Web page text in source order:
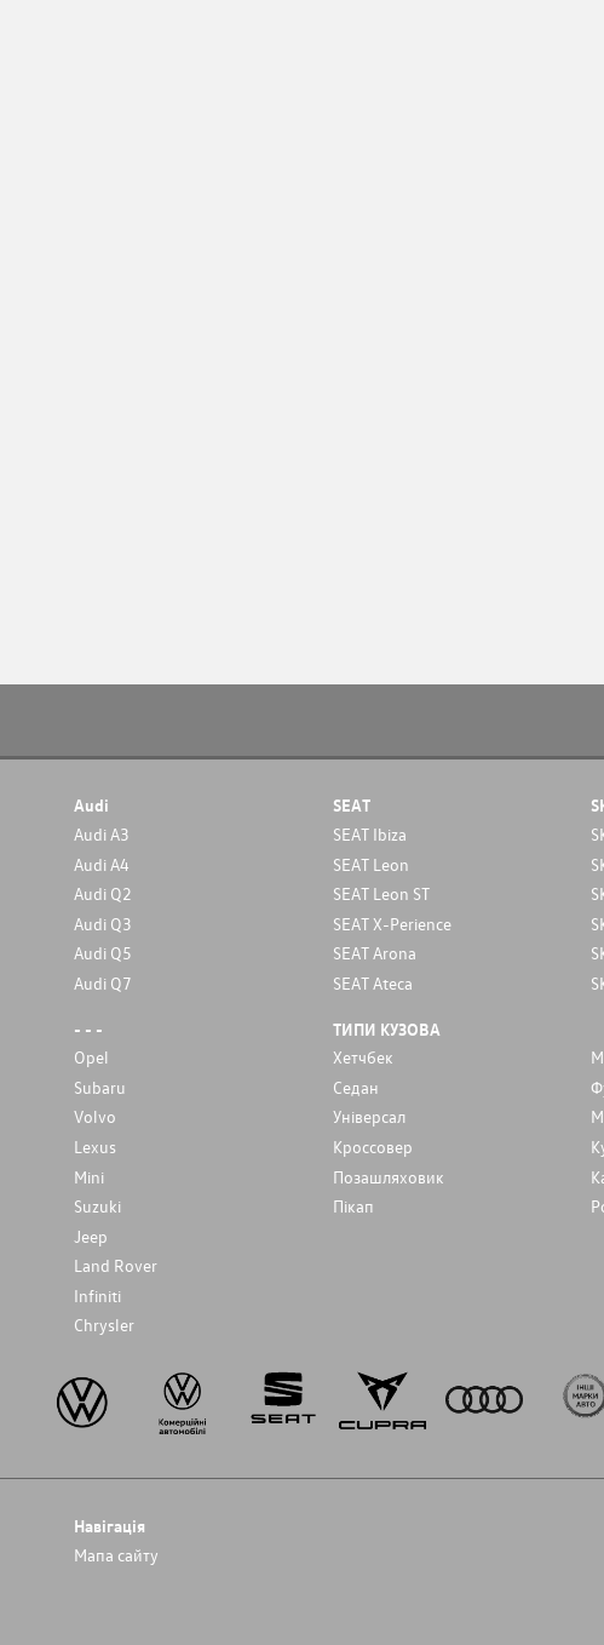
Audi
Audi A3
Audi A4
Audi Q2
Audi Q3
Audi Q5
Audi Q7
SEAT
SEAT Ibiza
SEAT Leon
SEAT Leon ST
SEAT X-Perience
SEAT Arona
SEAT Ateca
- - -
Opel
Subaru
Volvo
Lexus
Mini
Suzuki
Jeep
Land Rover
Infiniti
Chrysler
ТИПИ КУЗОВА
Хетчбек
Седан
Унiверсал
Кроссовер
Позашляховик
Пікап
Навігація
Мапа сайту